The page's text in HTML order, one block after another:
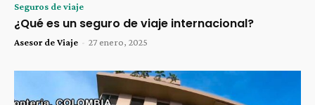
Seguros de viaje
¿Qué es un seguro de viaje internacional?
Asesor de Viaje - 27 enero, 2025